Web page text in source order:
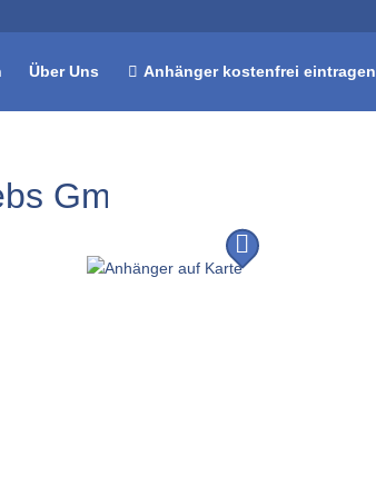
Über Uns Anhänger kostenfrei eintragen
GmbH Straßenbau